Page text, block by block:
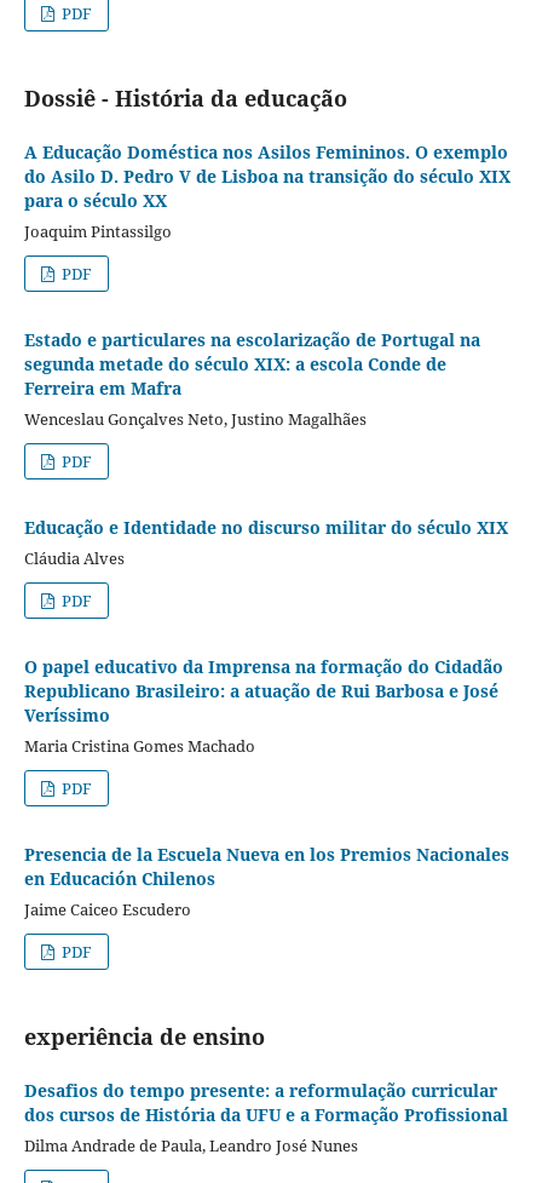
PDF
Dossiê - História da educação
A Educação Doméstica nos Asilos Femininos. O exemplo
do Asilo D. Pedro V de Lisboa na transição do século XIX
para o século XX
Joaquim Pintassilgo
PDF
Estado e particulares na escolarização de Portugal na
segunda metade do século XIX: a escola Conde de
Ferreira em Mafra
Wenceslau Gonçalves Neto, Justino Magalhães
PDF
Educação e Identidade no discurso militar do século XIX
Cláudia Alves
PDF
O papel educativo da Imprensa na formação do Cidadão
Republicano Brasileiro: a atuação de Rui Barbosa e José
Veríssimo
Maria Cristina Gomes Machado
PDF
Presencia de la Escuela Nueva en los Premios Nacionales
en Educación Chilenos
Jaime Caiceo Escudero
PDF
experiência de ensino
Desafios do tempo presente: a reformulação curricular
dos cursos de História da UFU e a Formação Profissional
Dilma Andrade de Paula, Leandro José Nunes